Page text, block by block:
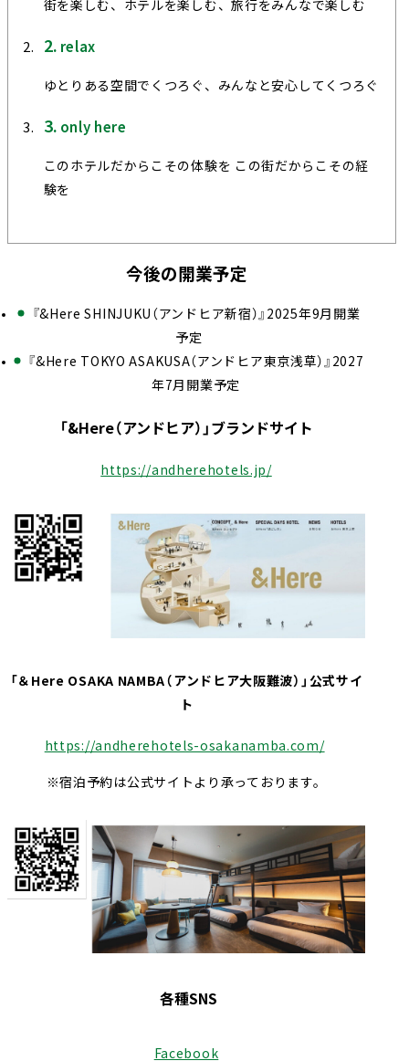
街を楽しむ、ホテルを楽しむ、旅行をみんなで楽しむ
relax
ゆとりある空間でくつろぐ、みんなと安心してくつろぐ
only here
このホテルだからこその体験を この街だからこその経
験を
今後の開業予定
『&Here SHINJUKU（アンドヒア新宿）』2025年9月開業
予定
『&Here TOKYO ASAKUSA（アンドヒア東京浅草）』2027
年7月開業予定
「&Here（アンドヒア）」ブランドサイト
https://andherehotels.jp/
「＆Here OSAKA NAMBA（アンドヒア大阪難波）」公式サイ
ト
https://andherehotels-osakanamba.com/
※宿泊予約は公式サイトより承っております。
各種SNS
Facebook